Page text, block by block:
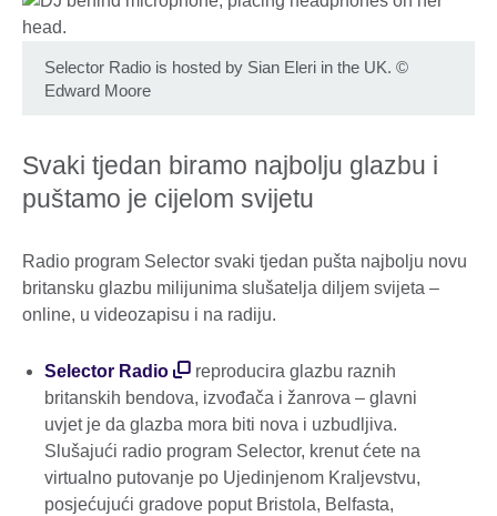
Selector Radio is hosted by Sian Eleri in the UK. ©
Edward Moore
Svaki tjedan biramo najbolju glazbu i
puštamo je cijelom svijetu
Radio program Selector svaki tjedan pušta najbolju novu
britansku glazbu milijunima slušatelja diljem svijeta –
online, u videozapisu i na radiju.
Selector Radio
reproducira glazbu raznih
britanskih bendova, izvođača i žanrova – glavni
uvjet je da glazba mora biti nova i uzbudljiva.
Slušajući radio program Selector, krenut ćete na
virtualno putovanje po Ujedinjenom Kraljevstvu,
posjećujući gradove poput Bristola, Belfasta,